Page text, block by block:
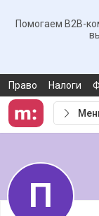
Помогаем B2B-
Право Налоги
П